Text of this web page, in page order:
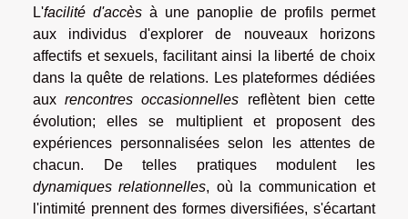
L'facilité d'accès à une panoplie de profils permet
aux individus d'explorer de nouveaux horizons
affectifs et sexuels, facilitant ainsi la liberté de choix
dans la quête de relations. Les plateformes dédiées
auxrencontres occasionnelles reflètent bien cette
évolution; elles se multiplient et proposent des
expériences personnalisées selon les attentes de
chacun. De telles pratiques modulent les
dynamiques relationnelles, où la communication et
l'intimité prennent des formes diversifiées, s'écartant